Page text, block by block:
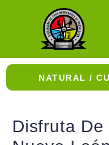
NATURAL /
Disfruta